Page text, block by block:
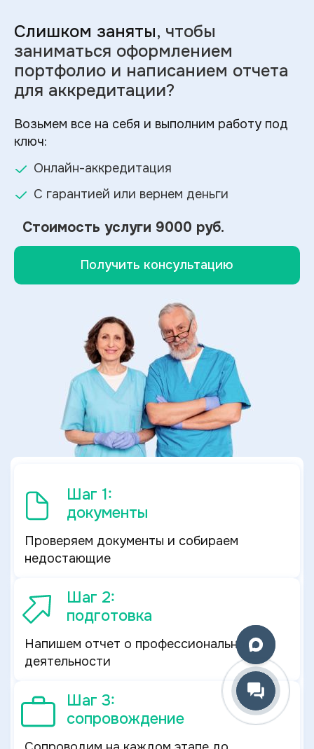
Слишком заняты, чтобы
заниматься оформлением
портфолио и написанием отчета
для аккредитации?
Возьмем все на себя и выполним работу под
ключ:
Онлайн-аккредитация
С гарантией или вернем деньги
Стоимость услуги 9000 руб.
Получить консультацию
Шаг 1:
документы
Проверяем документы и собираем
недостающие
Шаг 2:
подготовка
Напишем отчет о профессиональной
деятельности
Шаг 3:
сопровождение